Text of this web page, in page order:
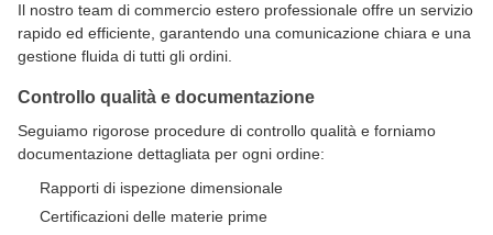
Il nostro team di commercio estero professionale offre un servizio
rapido ed efficiente, garantendo una comunicazione chiara e una
gestione fluida di tutti gli ordini.
Controllo qualità e documentazione
Seguiamo rigorose procedure di controllo qualità e forniamo
documentazione dettagliata per ogni ordine:
Rapporti di ispezione dimensionale
Certificazioni delle materie prime